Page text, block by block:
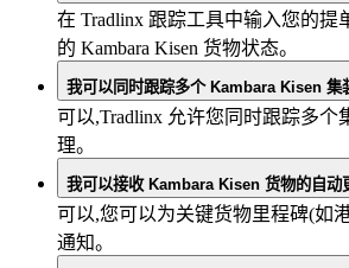
在 Tradlinx 跟踪工具中输入您的提
的 Kambara Kisen 货物状态。
我可以同时跟踪多个 Kambara Kisen 集
可以,Tradlinx 允许您同时跟踪多个
理。
我可以接收 Kambara Kisen 货物的自动
可以,您可以为关键货物里程碑(如
通知。